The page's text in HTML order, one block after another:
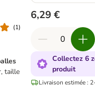
(1)
taille
6,29 €
Collectez 6
produit
Livraison estimée :